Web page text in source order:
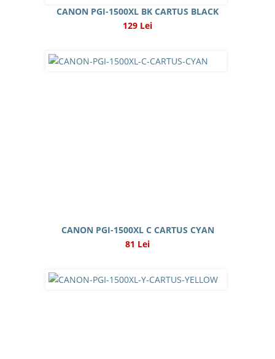
CANON PGI-1500XL BK CARTUS BLACK
129 Lei
CANON PGI-1500XL C CARTUS CYAN
81 Lei